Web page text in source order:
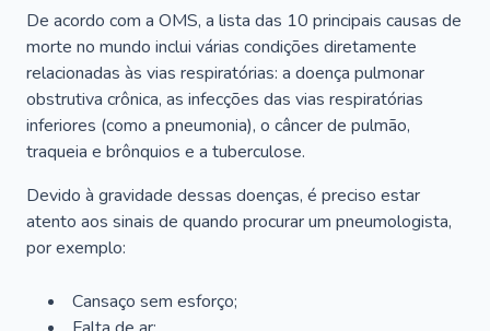
De acordo com a OMS, a lista das 10 principais causas de
morte no mundo inclui várias condições diretamente
relacionadas às vias respiratórias: a doença pulmonar
obstrutiva crônica, as infecções das vias respiratórias
inferiores (como a pneumonia), o câncer de pulmão,
traqueia e brônquios e a tuberculose.
Devido à gravidade dessas doenças, é preciso estar
atento aos sinais de quando procurar um pneumologista,
por exemplo:
Cansaço sem esforço;